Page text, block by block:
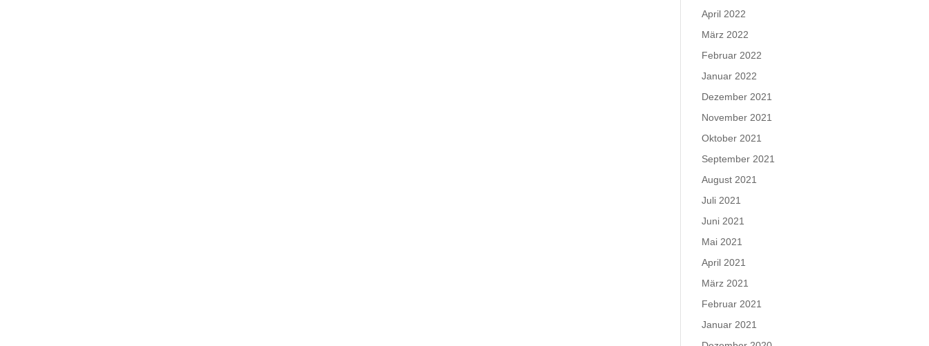
April 2022
März 2022
Februar 2022
Januar 2022
Dezember 2021
November 2021
Oktober 2021
September 2021
August 2021
Juli 2021
Juni 2021
Mai 2021
April 2021
März 2021
Februar 2021
Januar 2021